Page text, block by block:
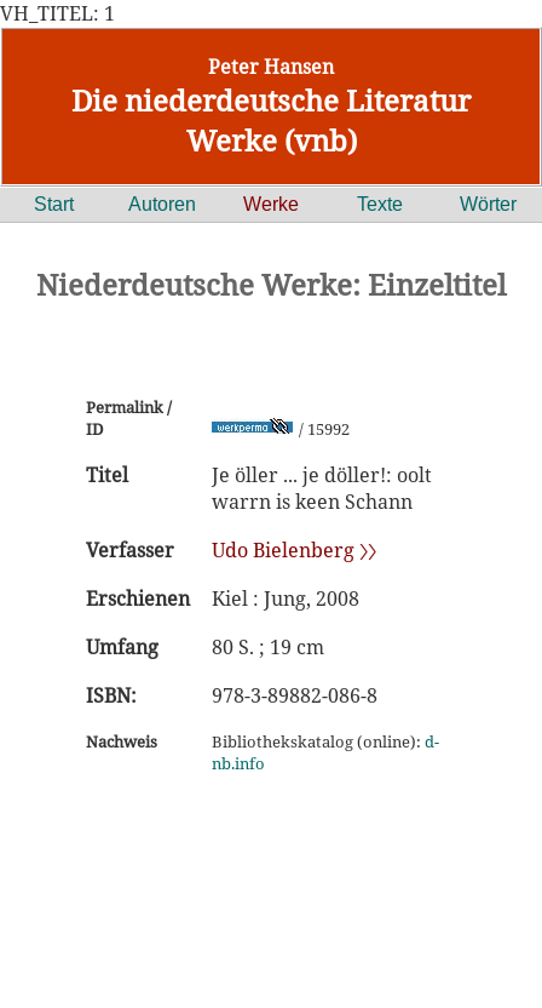
VH_TITEL: 1
Peter Hansen
Die niederdeutsche Literatur
Werke (vnb)
Start Autoren Werke Texte Wörter
Niederdeutsche Werke: Einzeltitel
Permalink /
ID
/ 15992
Titel
Je öller ... je döller!: oolt
warrn is keen Schann
Verfasser
Udo Bielenberg 〉〉
Erschienen
Kiel : Jung, 2008
Umfang
80 S. ; 19 cm
ISBN:
978-3-89882-086-8
Nachweis Bibliothekskatalog (online): d-
nb.info